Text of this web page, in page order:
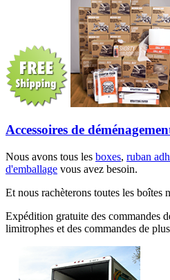
Accessoires de
Nous avons tous les boxes, ruban
d'emballage vous avez besoin.
Et nous rachèterons toutes les boîtes
Expédition gratuite des commandes
limitrophes et des commandes de